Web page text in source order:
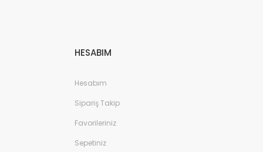
HESABIM
Hesabım
Sipariş Takip
Favorileriniz
Sepetiniz